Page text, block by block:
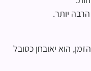
יותר.
הוא יאובחן כסובל